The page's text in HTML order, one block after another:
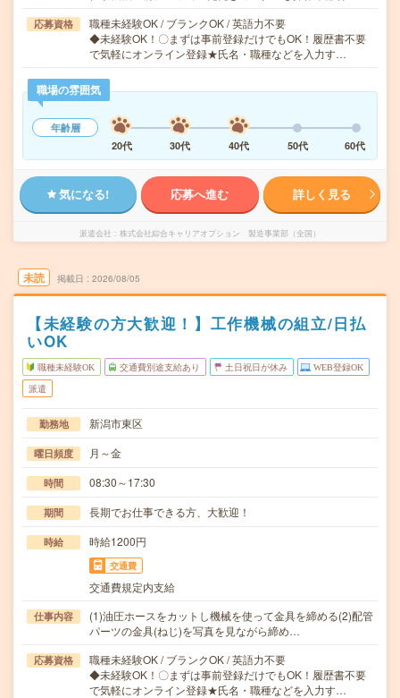
応募資格
職種未経験OK / ブランクOK / 英語力不要
◆未経験OK！〇まずは事前登録だけでもOK！履歴書不要
で気軽にオンライン登録★氏名・職種などを入力す…
職場の雰囲気
年齢層
20代
30代 40代 50代 60代
気になる! 応募へ進む 詳しく見る
派遣会社 株式会社綜合キャリアオプション 製造事業部（全国）
未読 掲載日 2026/08/05
【未経験の方大歓迎！】工作機械の組立/日払
いOK
職種未経験OK 交通費別途支給あり 土日祝日が休み WEB登録OK
派遣
勤務地 新潟市東区
曜日頻度 月～金
時間 08:30～17:30
期間 長期でお仕事できる方、大歓迎！
時給 時給1200円
交通費
交通費規定内支給
仕事内容
(1)油圧ホースをカットし機械を使って金具を締める(2)配管
パーツの金具(ねじ)を写真を見ながら締め…
応募資格
職種未経験OK / ブランクOK / 英語力不要
◆未経験OK！〇まずは事前登録だけでもOK！履歴書不要
で気軽にオンライン登録★氏名・職種などを入力す…